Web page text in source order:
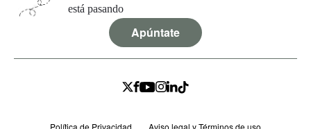
está pasando
Apúntate
Política de Privacidad Aviso legal y Términos de uso